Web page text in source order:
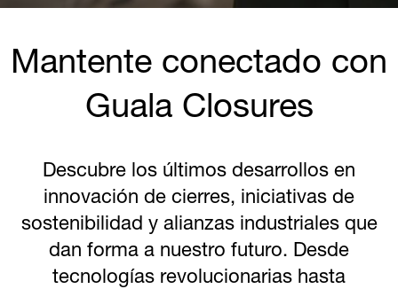
Mantente conectado con
Guala Closures
Descubre los últimos desarrollos en
innovación de cierres, iniciativas de
sostenibilidad y alianzas industriales que
dan forma a nuestro futuro. Desde
tecnologías revolucionarias hasta